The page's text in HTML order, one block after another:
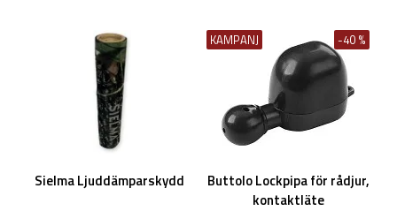
Sielma Ljuddämparskydd
KAMPANJ -40 %
Buttolo Lockpipa för rådjur,
kontaktläte